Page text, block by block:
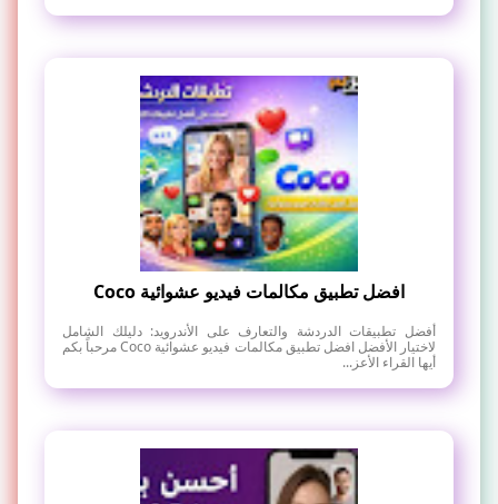
افضل تطبيق مكالمات فيديو عشوائية Coco
أفضل تطبيقات الدردشة والتعارف على الأندرويد: دليلك الشامل
لاختيار الأفضل افضل تطبيق مكالمات فيديو عشوائية Coco مرحباً بكم
أيها القراء الأعز...